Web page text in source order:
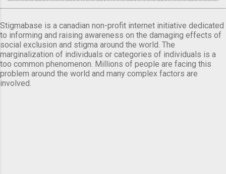
Stigmabase is a canadian non-profit internet initiative dedicated
to informing and raising awareness on the damaging effects of
social exclusion and stigma around the world. The
marginalization of individuals or categories of individuals is a
too common phenomenon. Millions of people are facing this
problem around the world and many complex factors are
involved.